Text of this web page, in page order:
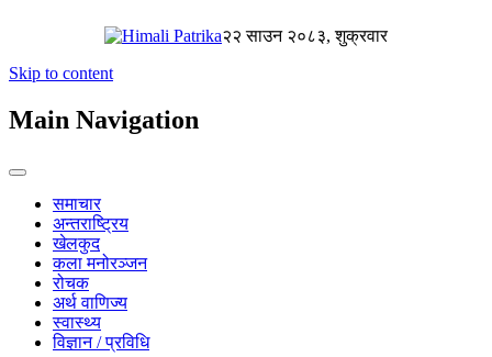
२२ साउन २०८३, शुक्रवार
Skip to content
Main Navigation
समाचार
अन्तराष्ट्रिय
खेलकुद
कला मनोरञ्जन
रोचक
अर्थ वाणिज्य
स्वास्थ्य
विज्ञान / प्रविधि